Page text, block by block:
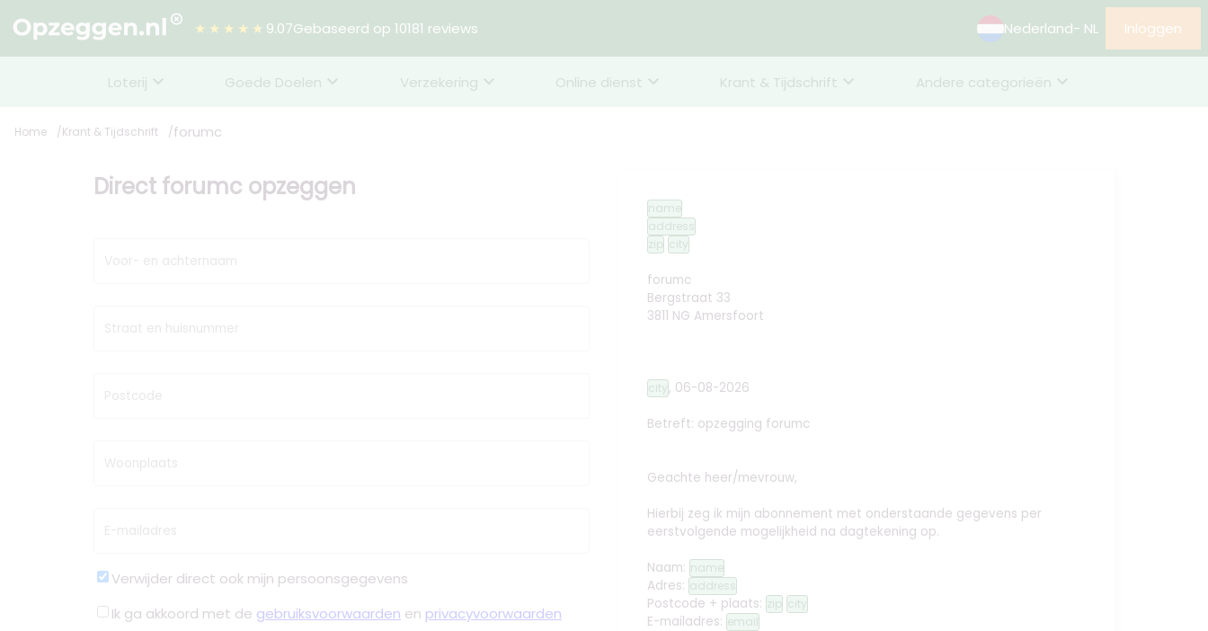
★★★★★ 9.07Gebaseerd op 10181 reviews Nederland- NL Inloggen
Loterij Goede Doelen Verzekering Online dienst Krant & Tijdschrift Andere categorieën
Home Krant & Tijdschrift forumc
Direct forumc opzeggen
Voor- en achternaam
Straat en huisnummer
Postcode
Woonplaats
E-mailadres
Verwijder direct ook mijn persoonsgegevens
Ik ga akkoord met de gebruiksvoorwaarden en privacyvoorwaarden
name
address
zip city
forumc
Bergstraat 33
3811 NG Amersfoort
city, 06-08-2026
Betreft: opzegging forumc
Geachte heer/mevrouw,
Hierbij zeg ik mijn abonnement met onderstaande gegevens per
eerstvolgende mogelijkheid na dagtekening op.
Naam: name
Adres: address
Postcode + plaats: zip city
E-mailadres: email